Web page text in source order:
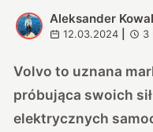
A
Aleksander Kowal
12.03.2024 3
Volvo to uznana
próbująca swoich
elektrycznych